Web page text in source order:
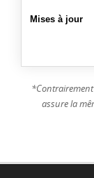
Mises à jour
*Contrairement
assure la